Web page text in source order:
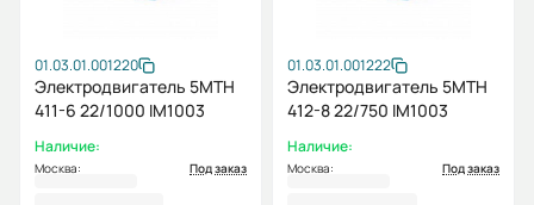
01.03.01.001220
Электродвигатель 5МТН
411-6 22/1000 IM1003
Наличие:
Москва: Под заказ
01.03.01.001222
Электродвигатель 5МТН
412-8 22/750 IM1003
Наличие:
Москва: Под заказ